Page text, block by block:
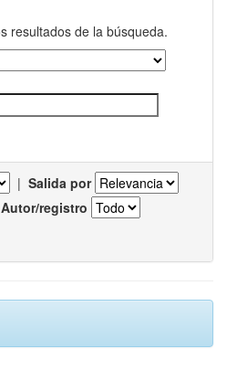
resultados de la búsqueda.
| Salida por
Autor/registro